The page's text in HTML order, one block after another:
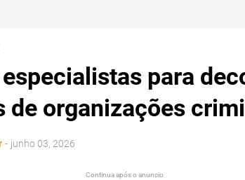
para
de organizações
- junho 03, 2026
Continua após o anuncio